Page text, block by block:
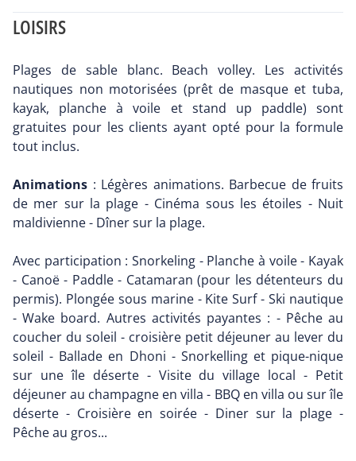
LOISIRS
Plages de sable blanc. Beach volley. Les activités
nautiques non motorisées (prêt de masque et tuba,
kayak, planche à voile et stand up paddle) sont
gratuites pour les clients ayant opté pour la formule
tout inclus.
Animations : Légères animations. Barbecue de fruits
de mer sur la plage - Cinéma sous les étoiles - Nuit
maldivienne - Dîner sur la plage.
Avec participation : Snorkeling - Planche à voile - Kayak
- Canoë - Paddle - Catamaran (pour les détenteurs du
permis). Plongée sous marine - Kite Surf - Ski nautique
- Wake board. Autres activités payantes : - Pêche au
coucher du soleil - croisière petit déjeuner au lever du
soleil - Ballade en Dhoni - Snorkelling et pique-nique
sur une île déserte - Visite du village local - Petit
déjeuner au champagne en villa - BBQ en villa ou sur île
déserte - Croisière en soirée - Diner sur la plage -
Pêche au gros...